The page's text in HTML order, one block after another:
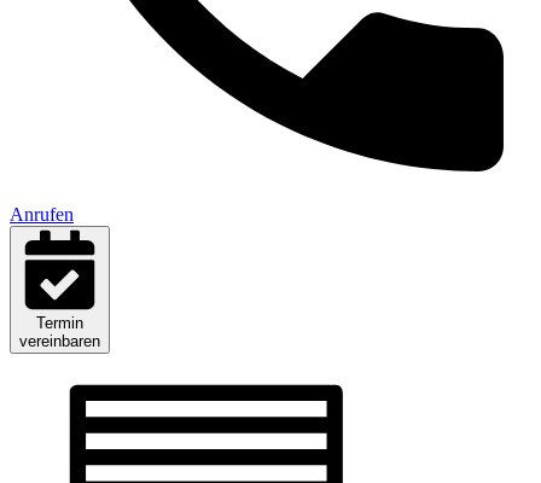
Anrufen
Termin
vereinbaren